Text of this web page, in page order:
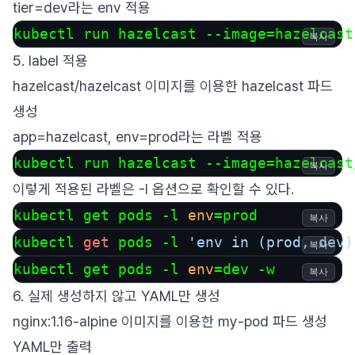
tier=dev라는 env 적용
kubectl run hazelcast --
복사
5. label 적용
hazelcast/hazelcast 이미지를 이용한 hazelcast 파드
생성
app=hazelcast, env=prod라는 라벨 적용
kubectl run hazelcast --
복사
이렇게 적용된 라벨은 -l 옵션으로 확인할 수 있다.
kubectl get pods -l env=prod 복사
kubectl get pods -l 'env in (prod,복사
kubectl get pods -l env=dev -w 복사
6. 실제 생성하지 않고 YAML만 생성
nginx:1.16-alpine 이미지를 이용한 my-pod 파드 생성
YAML만 출력